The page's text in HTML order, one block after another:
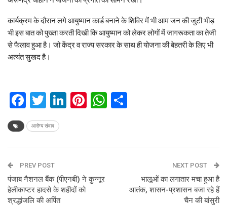
कार्यक्रम के दौरान लगे आयुष्मान कार्ड बनाने के शिविर में भी आम जन की जुटी भीड़
भी इस बात को पुख्ता करती दिखी कि आयुष्मान को लेकर लोगों में जागरूकता का तेजी
से फैलाव हुआ है। जो केंद्र व राज्य सरकार के साथ ही योजना की बेहतरी के लिए भी
अत्यंत सुखद है।
Facebook
Twitter
LinkedIn
Pinterest
WhatsApp
आरोग्य संवाद
PREV POST
पंजाब नैशनल बैंक (पीएनबी) ने कुन्नूर
हेलीकाप्टर हादसे के शहीदों को
श्रद्धांजलि की अर्पित
NEXT POST
भालूओं का लगातार मचा हुआ है
आतंक, शासन-प्रशासन बजा रहे हैं
चैन की बांसुरी